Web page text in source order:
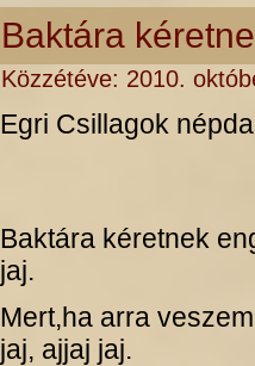
Baktára
Közzétéve: 2010.
Egri Csillagok
Baktára kéretnek
jaj.
Mert,ha arra
jaj, ajjaj jaj.